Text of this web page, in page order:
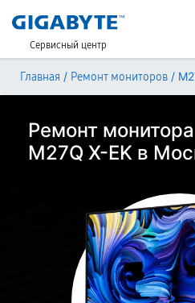
Сервисный центр
Главная / Ремонт мониторов /
Ремонт
M27Q X-EK в